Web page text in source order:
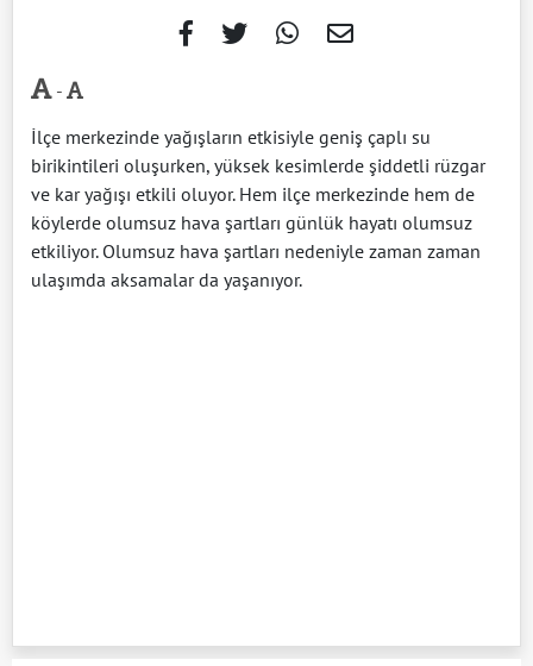
-
İlçe merkezinde yağışların etkisiyle geniş çaplı su
birikintileri oluşurken, yüksek kesimlerde şiddetli rüzgar
ve kar yağışı etkili oluyor. Hem ilçe merkezinde hem de
köylerde olumsuz hava şartları günlük hayatı olumsuz
etkiliyor. Olumsuz hava şartları nedeniyle zaman zaman
ulaşımda aksamalar da yaşanıyor.